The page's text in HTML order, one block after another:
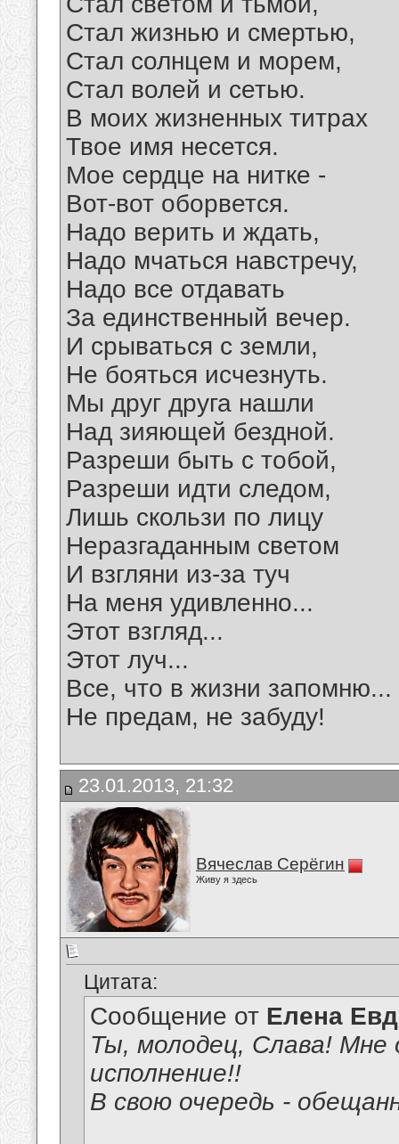
Стал жизнью и смертью,
Стал солнцем и морем,
Стал волей и сетью.
В моих жизненных титрах
Твое имя несется.
Мое сердце на нитке -
Вот-вот оборвется.
Надо верить и ждать,
Надо мчаться навстречу,
Надо все отдавать
За единственный вечер.
И срываться с земли,
Не бояться исчезнуть.
Мы друг друга нашли
Над зияющей бездной.
Разреши быть с тобой,
Разреши идти следом,
Лишь скользи по лицу
Неразгаданным светом
И взгляни из-за туч
На меня удивленно...
Этот взгляд...
Этот луч...
Все, что в жизни запомню...
Не предам, не забуду!
23.01.2013, 21:32
Вячеслав Серёгин
Живу я здесь
Цитата:
Сообщение от Елена
Ты, молодец, Слава! Мне
исполнение!!
В свою очередь -